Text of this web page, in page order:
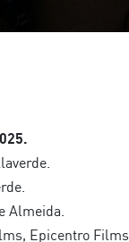
Almeida.
Epicentro Films.